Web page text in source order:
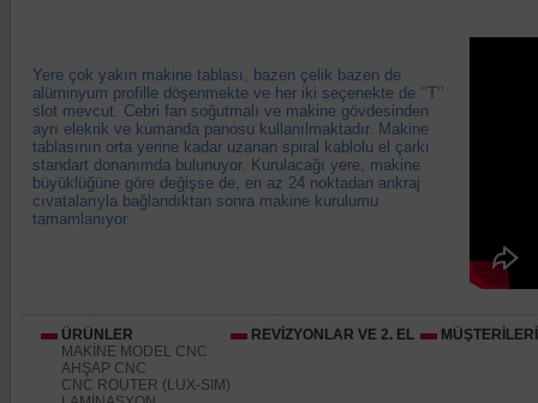
Yere çok yakın makine tablası, bazen çelik bazen de
alüminyum profille döşenmekte ve her iki seçenekte de ‘’T’’
slot mevcut. Cebri fan soğutmalı ve makine gövdesinden
ayrı elekrik ve kumanda panosu kullanılmaktadır. Makine
tablasının orta yerine kadar uzanan spiral kablolu el çarkı
standart donanımda bulunuyor. Kurulacağı yere, makine
büyüklüğüne göre değişse de, en az 24 noktadan ankraj
cıvatalarıyla bağlandıktan sonra makine kurulumu
tamamlanıyor.
ÜRÜNLER REVİZYONLAR VE 2. EL
MAKİNE MODEL CNC
AHŞAP CNC
CNC ROUTER (LUX-SIM)